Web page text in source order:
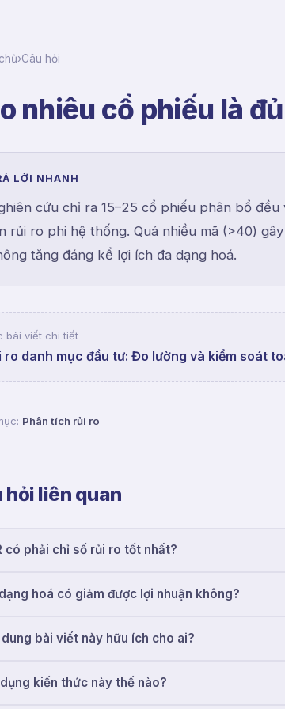
›Câu hỏi
nhiêu cổ phiếu là
LỜI NHANH
cứu chỉ ra 15–25 cổ phiếu phân bổ
rủi ro phi hệ thống. Quá nhiều mã (>40)
tăng đáng kể lợi ích đa dạng hoá.
bài viết chi tiết
ro danh mục đầu tư: Đo lường và kiểm soát
Phân tích rủi ro
hỏi liên quan
có phải chỉ số rủi ro tốt nhất?
hoá có giảm được lợi nhuận không?
dung bài viết này hữu ích cho ai?
kiến thức này thế nào?